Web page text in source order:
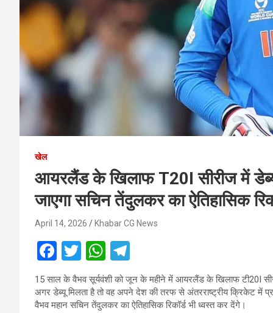
खेल
आयरलैंड के खिलाफ T20I सीरीज में
जाएगा सचिन तेंदुलकर का ऐतिहासिक
April 14, 2026 Khabar CG News
F
a
ce
T
wi
tt
W
h
at
el
e
15 साल के वैभव सूर्यवंशी को जून के महीने में आयरलैंड के खिलाफ टी20I
अगर डेब्यू मिलता है तो वह अपने देश की तरफ से अंतरराष्ट्रीय क्रिकेट में
वैभव महान सचिन तेंदुलकर का ऐतिहासिक रिकॉर्ड भी ध्वस्त कर देंगे।